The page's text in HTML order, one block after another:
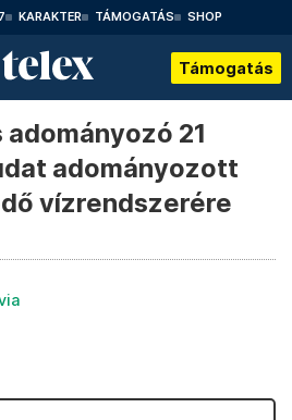
KARAKTER TÁMOGATÁS SHOP
Támogatás
21
adományozott
vízrendszerére